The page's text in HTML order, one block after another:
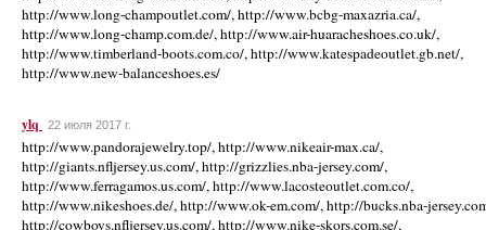
ylq 22 июля 2017 г.
http://www.pandorajewelry.top/, http://www.nikeair-max.ca/,
http://giants.nfljersey.us.com/, http://grizzlies.nba-jersey.com/,
http://www.ferragamos.us.com/, http://www.lacosteoutlet.com.co/,
http://www.nikeshoes.de/, http://www.ok-em.com/, http://bucks.nba-
http://cowboys.nfljersey.us.com/, http://www.nike-skors.com.se/,